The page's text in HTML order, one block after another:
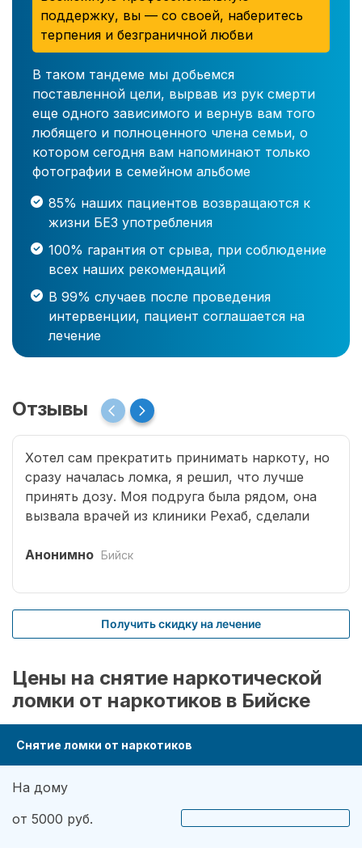
поддержку, вы — со своей, наберитесь
терпения и безграничной любви
В таком тандеме мы добьемся
поставленной цели, вырвав из рук смерти
еще одного зависимого и вернув вам того
любящего и полноценного члена семьи, о
котором сегодня вам напоминают только
фотографии в семейном альбоме
85% наших пациентов возвращаются к
жизни БЕЗ употребления
100% гарантия от срыва, при соблюдение
всех наших рекомендаций
В 99% случаев после проведения
интервенции, пациент соглашается на
лечение
Отзывы
Хотел сам прекратить принимать наркоту, но
сразу началась ломка, я решил, что лучше
принять дозу. Моя подруга была рядом, она
вызвала врачей из клиники Рехаб, сделали
что надо там пролечиться основательно.
Анонимно Бийск
Получить скидку на лечение
Цены на снятие наркотической
ломки от наркотиков в Бийске
Снятие ломки от наркотиков
На дому
от 5000 руб.